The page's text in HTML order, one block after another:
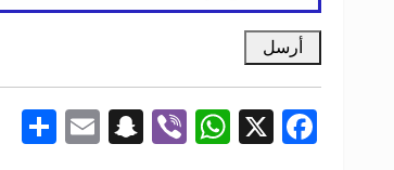
Facebook
X
WhatsApp
Viber
Snapchat
Email